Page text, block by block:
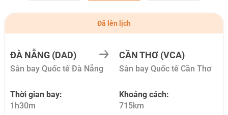
Đã lên lịch
ĐÀ NẴNG (DAD) CẦN THƠ (VCA)
Sân bay Quốc tế Đà Nẵng
Thời gian bay:
1h30m
Sân bay Quốc tế Cần Thơ
Khoảng cách:
715km